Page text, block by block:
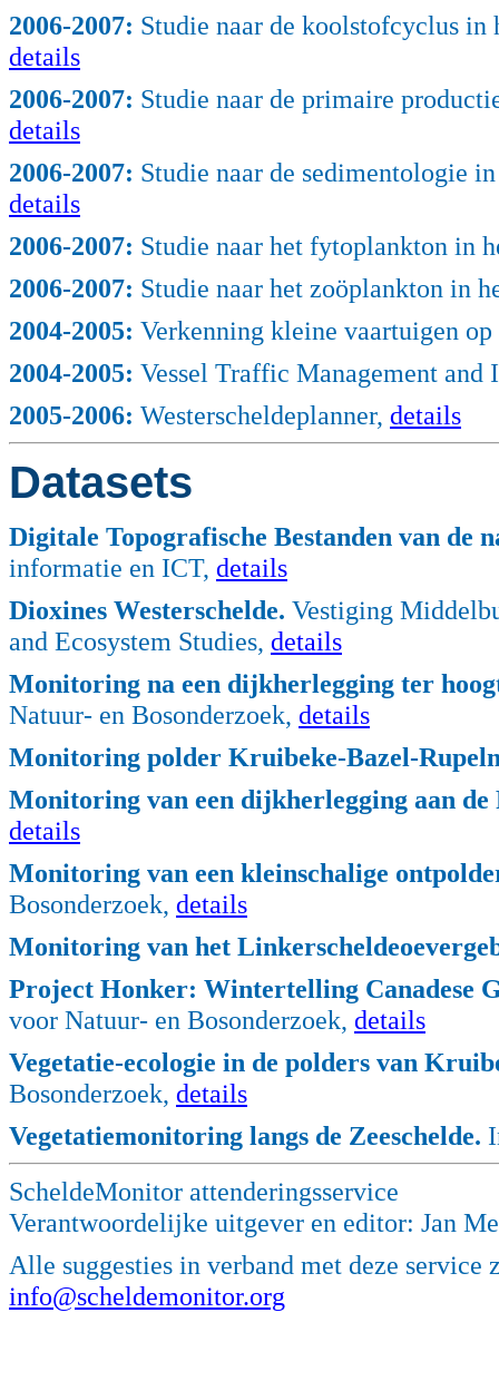
2006-2007: Studie naar de koolstofcyclus in
details
2006-2007: Studie naar de primaire
details
2006-2007: Studie naar de sedimentologie
details
2006-2007: Studie naar het fytoplankton in
2006-2007: Studie naar het zoöplankton in
2004-2005: Verkenning kleine vaartuigen
2004-2005: Vessel Traffic Management
2005-2006: Westerscheldeplanner, details
Datasets
Digitale Topografische Bestanden van de
informatie en ICT, details
Dioxines Westerschelde. Vestiging
and Ecosystem Studies, details
Monitoring na een dijkherlegging ter
Natuur- en Bosonderzoek, details
Monitoring polder Kruibeke-Bazel-
Monitoring van een dijkherlegging aan de
details
Monitoring van een kleinschalige
Bosonderzoek, details
Monitoring van het
Project Honker: Wintertelling Canadese
voor Natuur- en Bosonderzoek, details
Vegetatie-ecologie in de polders van
Bosonderzoek, details
Vegetatiemonitoring langs de Zeeschelde.
ScheldeMonitor attenderingsservice
Verantwoordelijke uitgever en editor: Jan
Alle suggesties in verband met deze
info@scheldemonitor.org